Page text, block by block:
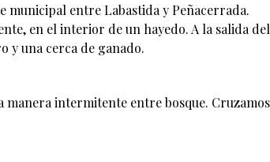
municipal entre Labastida y Peñacerrada.
en el interior de un hayedo. A la salida del
y una cerca de ganado.
manera intermitente entre bosque. Cruzamos